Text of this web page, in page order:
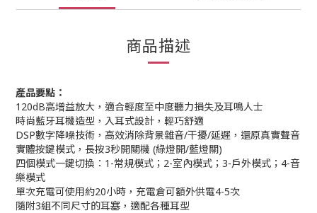
商品描述
產品要點：
120dB高增益放大，適合輕度至中度聽力損失及耳鳴人士
時尚藍牙耳機造型，入耳式設計，輕巧舒適
DSP數字降噪技術，高效消除背景雜音/干擾/延遲，還原真實聲音
實體按鍵模式，長按3秒開關機 (綠燈開/藍燈關)
四個模式一鍵切換：1-常規模式；2-室內模式；3-戶外模式；4-音
樂模式
單次充電可使用約20小時，充電倉可額外供電4-5次
隨附3組不同尺寸的耳塞，適配各種耳型